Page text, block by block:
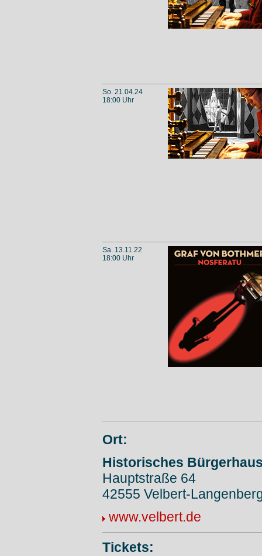
So. 21.04.24
18:00 Uhr
Sa. 13.11.22
18:00 Uhr
Ort:
Historisches
Hauptstraße 64
42555 Velbert-
www.velbert.de
Tickets: